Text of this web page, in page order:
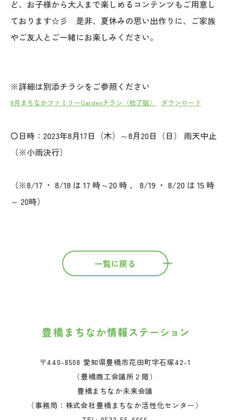
ど、お子様から大人まで楽しめるコンテンツもご用意し
ております☆彡 是非、夏休みの思い出作りに、ご家族
やご友人とご一緒にお楽しみください。
※詳細は別添チラシをご参照ください
8月まちなかファミリーGardenチラシ（校了版） ダウンロード
〇日時：2023年8月17日（木）～8月20日（日） 雨天中止
（※小雨決行）
（※8/17 ・ 8/18 は 17 時～20 時 、 8/19 ・ 8/20 は 15 時
～ 20時）
一覧に戻る
〒440-8508 愛知県豊橋市花田町字石塚42-1
（豊橋商工会議所２階）
豊橋まちなか未来会議
（事務局：株式会社豊橋まちなか活性化センター）